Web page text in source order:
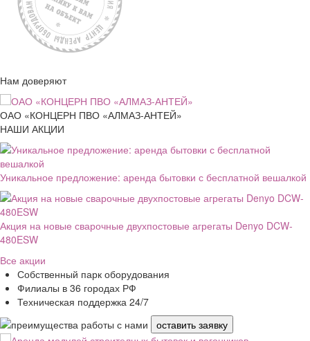
Нам доверяют
ОАО «КОНЦЕРН ПВО «АЛМАЗ-АНТЕЙ»
НАШИ АКЦИИ
Уникальное предложение: аренда бытовки с бесплатной вешалкой
Акция на новые сварочные двухпостовые агрегаты Denyo DCW-
480ESW
Все акции
Собственный парк оборудования
Филиалы в 36 городах РФ
Техническая поддержка 24/7
оставить заявку